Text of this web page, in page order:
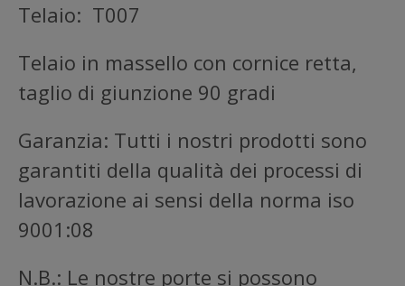
Telaio: T007
Telaio in massello con cornice retta,
taglio di giunzione 90 gradi
Garanzia: Tutti i nostri prodotti sono
garantiti della qualità dei processi di
lavorazione ai sensi della norma iso
9001:08
N.B.: Le nostre porte si possono